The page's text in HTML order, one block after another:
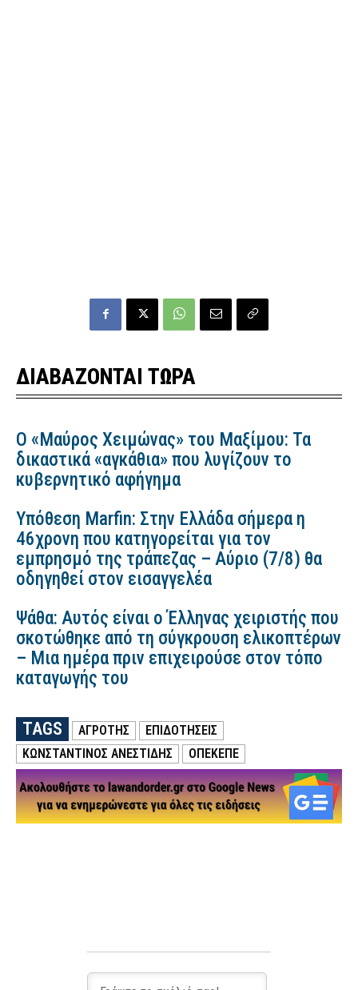
ΔΙΑΒΑΖΟΝΤΑΙ ΤΩΡΑ
Ο «Μαύρος Χειμώνας» του Μαξίμου: Τα
δικαστικά «αγκάθια» που λυγίζουν το
κυβερνητικό αφήγημα
Υπόθεση Marfin: Στην Ελλάδα σήμερα η
46χρονη που κατηγορείται για τον
εμπρησμό της τράπεζας – Αύριο (7/8) θα
οδηγηθεί στον εισαγγελέα
Ψάθα: Αυτός είναι ο Έλληνας χειριστής που
σκοτώθηκε από τη σύγκρουση ελικοπτέρων
– Μια ημέρα πριν επιχειρούσε στον τόπο
καταγωγής του
TAGS ΑΓΡΟΤΗΣ
ΕΠΙΔΟΤΗΣΕΙΣ
ΚΩΝΣΤΑΝΤΊΝΟΣ ΑΝΕΣΤΊΔΗΣ
ΟΠΕΚΕΠΕ